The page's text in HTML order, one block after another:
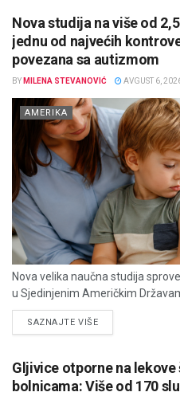
Nova studija na više od
jednu od najvećih
povezana sa autizmom
BY MILENA STEVANOVIĆ AVGUST 6,
AMERIKA
Nova velika naučna studija
u Sjedinjenim Američkim
SAZNAJTE VIŠEDETAILS
Gljivice otporne na
bolnicama: Više od 170